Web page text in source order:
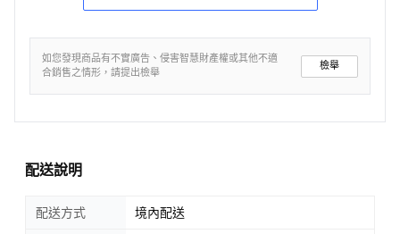
如您發現商品有不實廣告、侵害智慧財產權或其他不適
合銷售之情形，請提出檢舉
檢舉
配送說明
配送方式 境內配送